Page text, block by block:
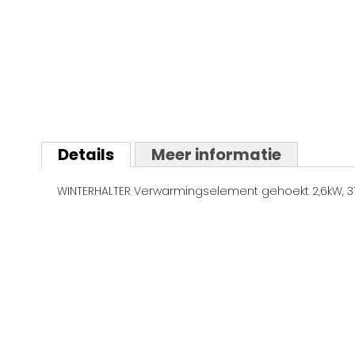
naar
het
van
Details
WINTERHALTER Verwarmingselement gehoekt 2,6kW,
Meer informatie